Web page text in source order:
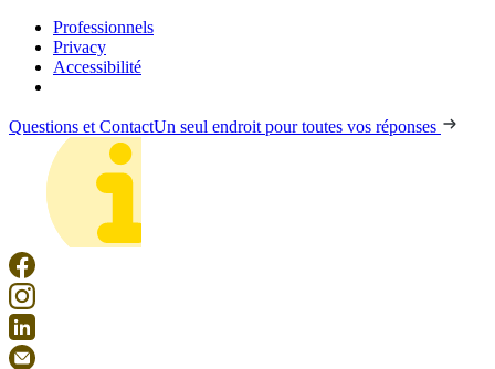
Professionnels
Privacy
Accessibilité
Questions et ContactUn seul endroit pour toutes vos réponses